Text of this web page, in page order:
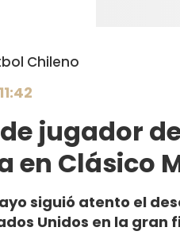
Chileno
11:42
jugador
en Clásico
siguió atento el
Unidos en la gran